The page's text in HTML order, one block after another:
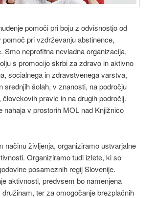
pomoči pri boju z odvisnostjo od
pri vzdrževanju abstinence,
neprofitna nevladna organizacija,
s promocijo skrbi za zdravo in aktivno
socialnega in zdravstvenega varstva,
šolah, v znanosti, na področju
pravic in na drugih področij.
v prostorih MOL nad Knjižnico
življenja, organiziramo ustvarjalne
Organiziramo tudi izlete, ki so
posameznih regij Slovenije.
aktivnosti, predvsem bo namenjena
ter za omogočanje brezplačnih